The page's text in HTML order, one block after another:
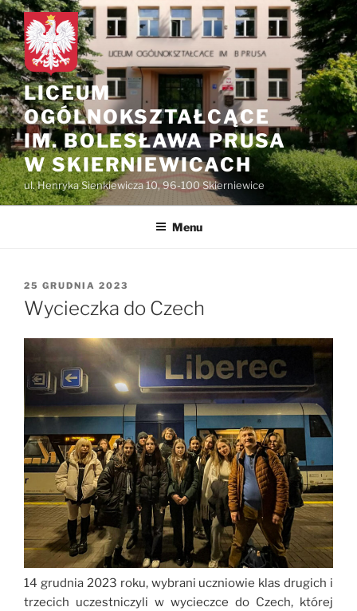
treści
Przejdź
do
treści
LICEUM
OGÓLNOKSZTAŁCĄCE
IM. BOLESŁAWA PRUSA
W SKIERNIEWICACH
ul. Henryka Sienkiewicza 10, 96-100 Skierniewice
Menu
OPUBLIKOWANE
W
25 GRUDNIA 2023
Wycieczka do Czech
14 grudnia 2023 roku, wybrani uczniowie klas drugich i
trzecich uczestniczyli w wycieczce do Czech, której